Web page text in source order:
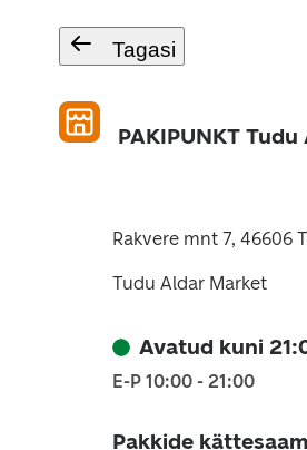
Tagasi
PAKIPUNKT
Rakvere mnt 7, 46606
Tudu Aldar Market
Avatud kuni
E-P 10:00 - 21:00
Pakkide